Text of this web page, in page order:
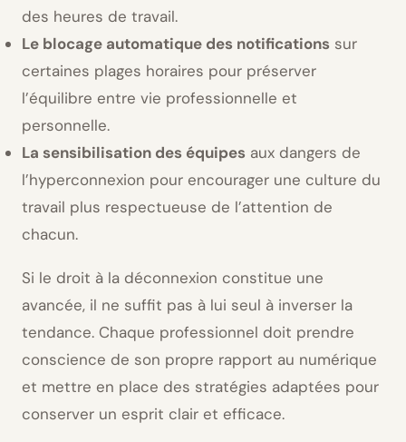
des heures de travail.
Le blocage automatique des notifications sur
certaines plages horaires pour préserver
l’équilibre entre vie professionnelle et
personnelle.
La sensibilisation des équipes aux dangers de
l’hyperconnexion pour encourager une culture du
travail plus respectueuse de l’attention de
chacun.
Si le droit à la déconnexion constitue une
avancée, il ne suffit pas à lui seul à inverser la
tendance. Chaque professionnel doit prendre
conscience de son propre rapport au numérique
et mettre en place des stratégies adaptées pour
conserver un esprit clair et efficace.